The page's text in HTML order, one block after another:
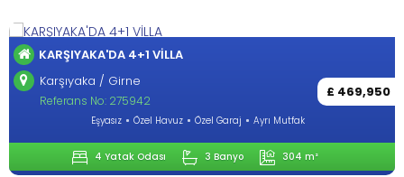
£ 469,950
Eşyasız Özel Havuz
4 Yatak Odası